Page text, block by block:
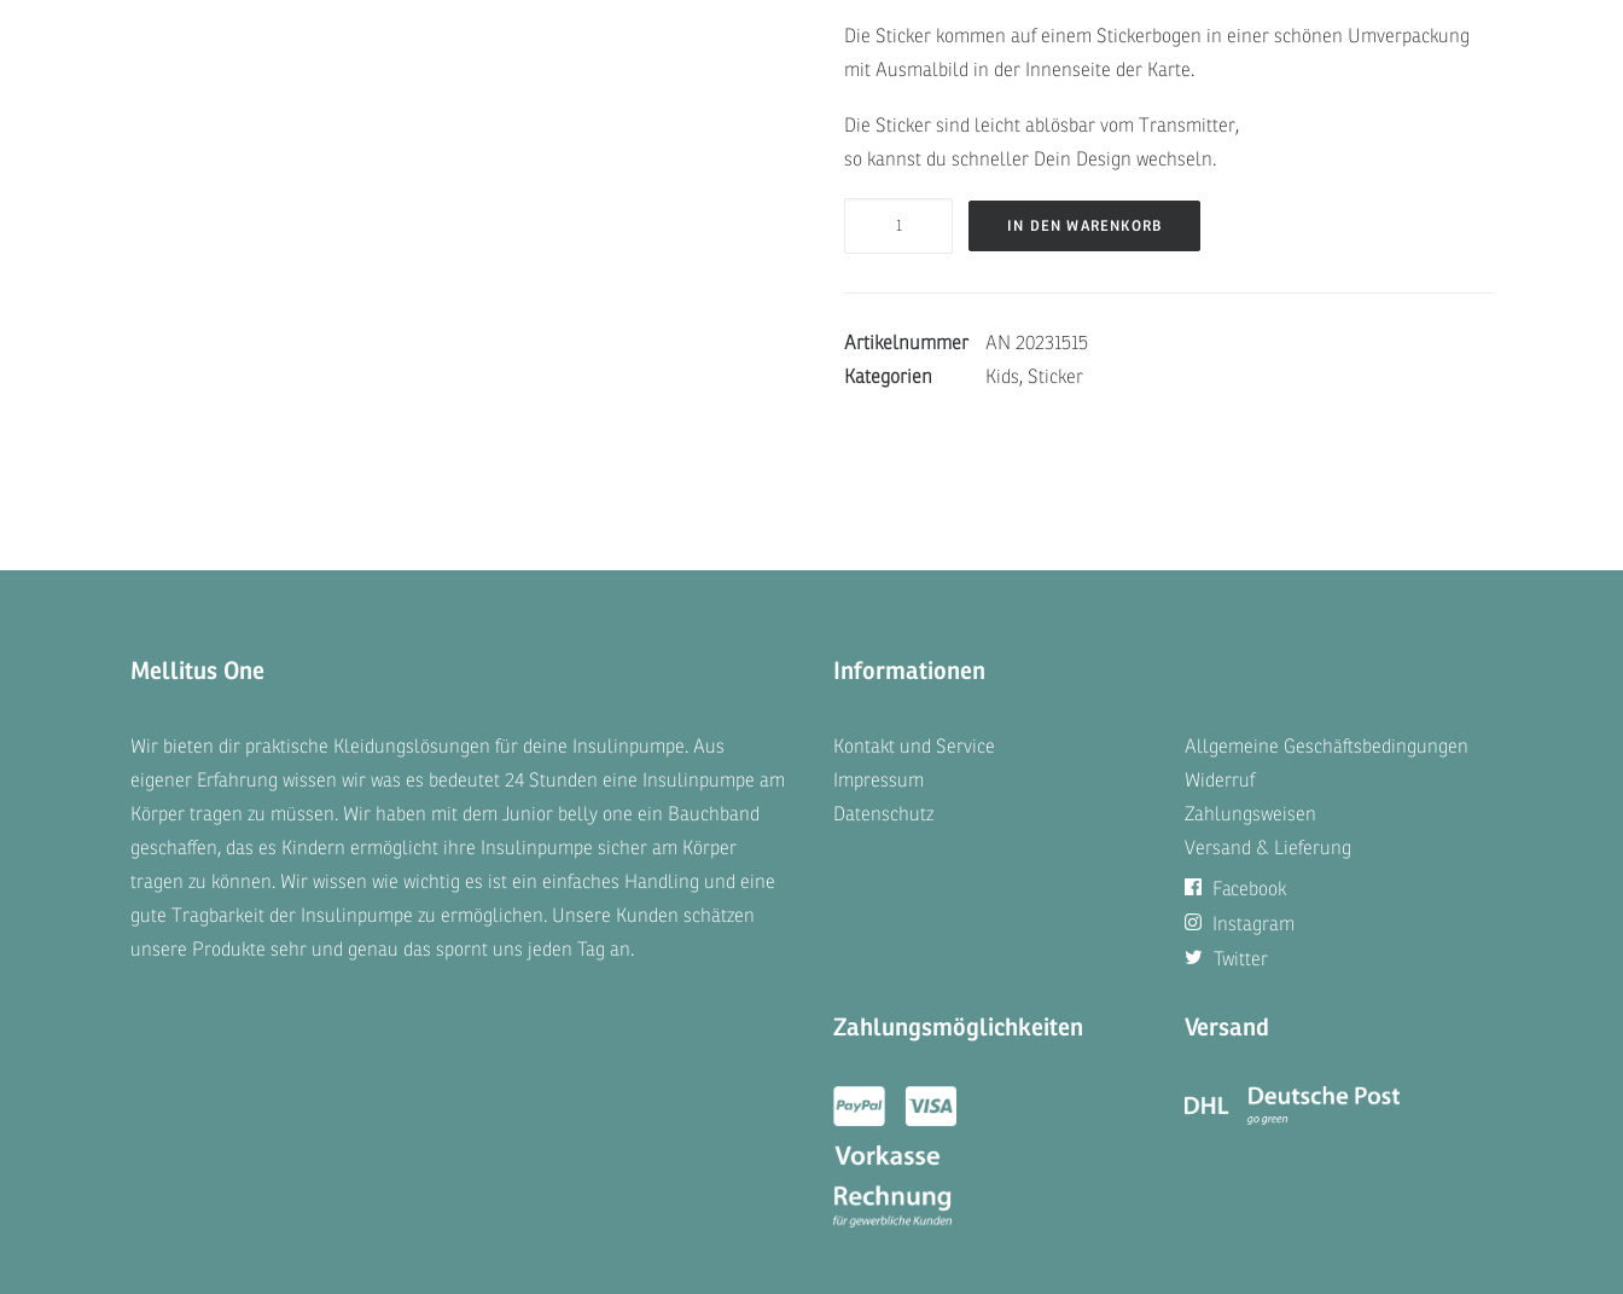
Die Sticker kommen auf einem Stickerbogen in einer schönen Umverpackung
mit Ausmalbild in der Innenseite der Karte.
Die Sticker sind leicht ablösbar vom Transmitter,
so kannst du schneller Dein Design wechseln.
Menge
IN DEN WARENKORB
Artikelnummer
AN 20231515
Kategorien
Kids, Sticker
Mellitus One
Wir bieten dir praktische Kleidungslösungen für deine Insulinpumpe. Aus
eigener Erfahrung wissen wir was es bedeutet 24 Stunden eine Insulinpumpe am
Körper tragen zu müssen. Wir haben mit dem Junior belly one ein Bauchband
geschaffen, das es Kindern ermöglicht ihre Insulinpumpe sicher am Körper
tragen zu können. Wir wissen wie wichtig es ist ein einfaches Handling und eine
gute Tragbarkeit der Insulinpumpe zu ermöglichen. Unsere Kunden schätzen
unsere Produkte sehr und genau das spornt uns jeden Tag an.
Informationen
Kontakt und Service
Impressum
Datenschutz
Allgemeine Geschäftsbedingungen
Widerruf
Zahlungsweisen
Versand & Lieferung
Facebook
Instagram
Twitter
Zahlungsmöglichkeiten Versand